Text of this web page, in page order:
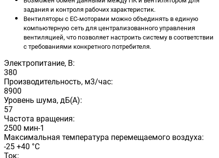
задания и контроля рабочих характеристик.
Вентиляторы с ЕС-моторами можно объединять в единую
компьютерную сеть для централизованного управления
вентиляцией, что позволяет настроить систему в соответствии
с требованиями конкретного потребителя.
Электропитание, В:
380
Производительность, м3/час:
8900
Уровень шума, дБ(А):
57
Частота вращения:
2500 мин-1
Максимальная температура перемещаемого воздуха:
-25 +40 °С
Ток: